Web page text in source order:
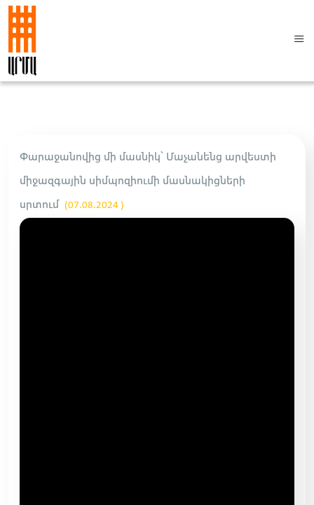
Փարաջանովից մի մասնիկ՝ Մաչանենց արվեստի
միջազգային սիմպոզիումի մասնակիցների
սրտում
(07.08.2024 )